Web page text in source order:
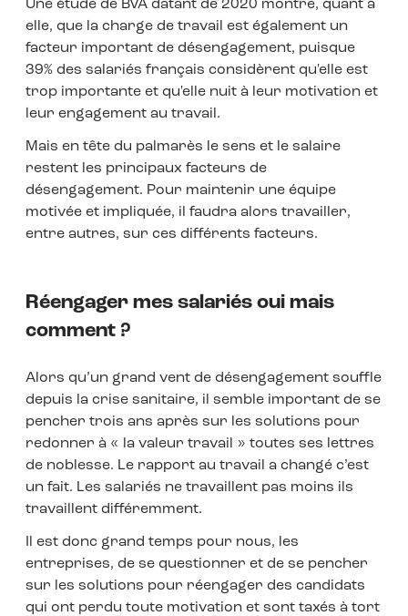
Une étude de BVA datant de 2020 montre, quant à
elle, que la charge de travail est également un
facteur important de désengagement, puisque
39% des salariés français considèrent qu'elle est
trop importante et qu'elle nuit à leur motivation et
leur engagement au travail.
Mais en tête du palmarès le sens et le salaire
restent les principaux facteurs de
désengagement. Pour maintenir une équipe
motivée et impliquée, il faudra alors travailler,
entre autres, sur ces différents facteurs.
Réengager mes salariés oui mais
comment ?
Alors qu’un grand vent de désengagement souffle
depuis la crise sanitaire, il semble important de se
pencher trois ans après sur les solutions pour
redonner à « la valeur travail » toutes ses lettres
de noblesse. Le rapport au travail a changé c’est
un fait. Les salariés ne travaillent pas moins ils
travaillent différemment.
Il est donc grand temps pour nous, les
entreprises, de se questionner et de se pencher
sur les solutions pour réengager des candidats
qui ont perdu toute motivation et sont taxés à tort